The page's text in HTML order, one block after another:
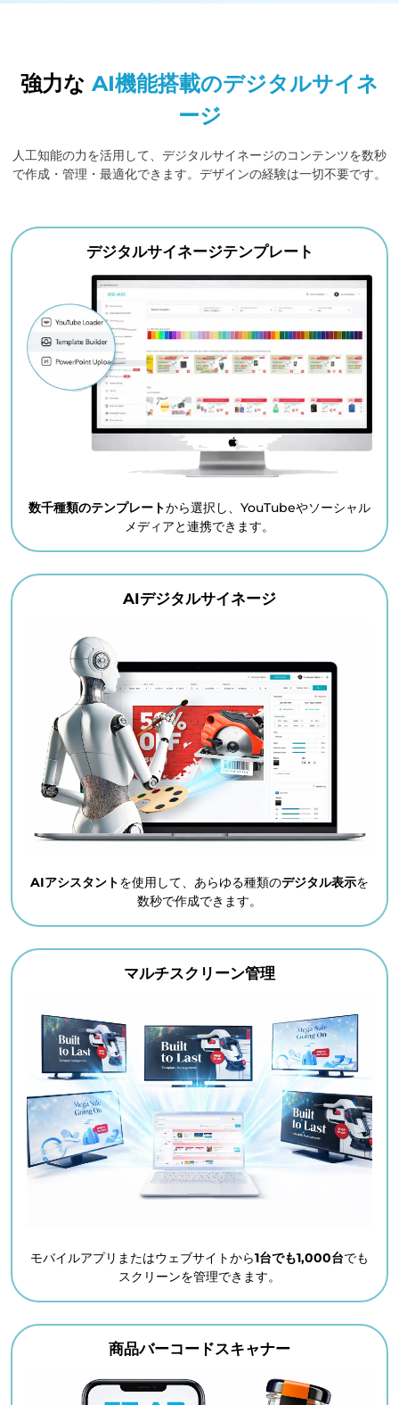
強力な AI機能搭載のデジタルサイネ
ージ
人工知能の力を活用して、デジタルサイネージのコンテンツを数秒
で作成・管理・最適化できます。デザインの経験は一切不要です。
デジタルサイネージテンプレート
数千種類のテンプレートから選択し、YouTubeやソーシャル
メディアと連携できます。
AIデジタルサイネージ
AIアシスタントを使用して、あらゆる種類のデジタル表示を
数秒で作成できます。
マルチスクリーン管理
モバイルアプリまたはウェブサイトから1台でも1,000台でも
スクリーンを管理できます。
商品バーコードスキャナー